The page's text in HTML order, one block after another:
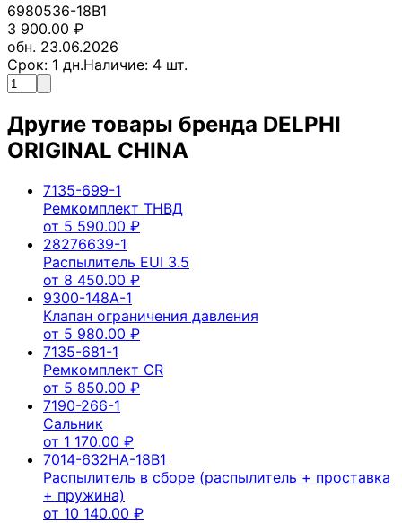
6980536-18B1
3 900.00 ₽
обн. 23.06.2026
Срок: 1 дн.Наличие: 4 шт.
Другие товары бренда DELPHI
ORIGINAL CHINA
7135-699-1
Ремкомплект ТНВД
от 5 590.00 ₽
28276639-1
Распылитель EUI 3.5
от 8 450.00 ₽
9300-148A-1
Клапан ограничения давления
от 5 980.00 ₽
7135-681-1
Ремкомплект CR
от 5 850.00 ₽
7190-266-1
Сальник
от 1 170.00 ₽
7014-632HA-18B1
Распылитель в сборе (распылитель + проставка
+ пружина)
от 10 140.00 ₽